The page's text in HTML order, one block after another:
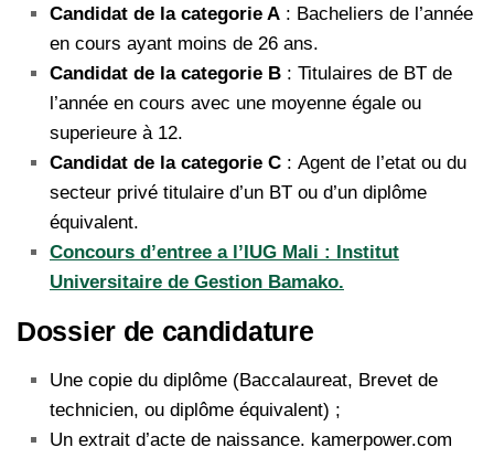
Candidat de la categorie A : Bacheliers de l’année
en cours ayant moins de 26 ans.
Candidat de la categorie B : Titulaires de BT de
l’année en cours avec une moyenne égale ou
superieure à 12.
Candidat de la categorie C : Agent de l’etat ou du
secteur privé titulaire d’un BT ou d’un diplôme
équivalent.
Concours d’entree a l’IUG Mali : Institut
Universitaire de Gestion Bamako.
Dossier de candidature
Une copie du diplôme (Baccalaureat, Brevet de
technicien, ou diplôme équivalent) ;
Un extrait d’acte de naissance. kamerpower.com